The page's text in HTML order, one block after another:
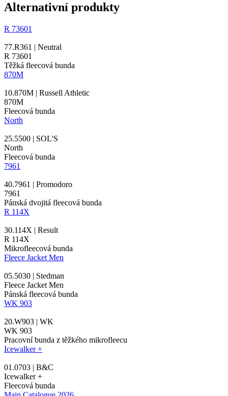
Alternativní produkty
R 73601
77.R361 | Neutral
R 73601
Těžká fleecová bunda
870M
10.870M | Russell Athletic
870M
Fleecová bunda
North
25.5500 | SOL'S
North
Fleecová bunda
7961
40.7961 | Promodoro
7961
Pánská dvojitá fleecová bunda
R 114X
30.114X | Result
R 114X
Mikrofleecová bunda
Fleece Jacket Men
05.5030 | Stedman
Fleece Jacket Men
Pánská fleecová bunda
WK 903
20.W903 | WK
WK 903
Pracovní bunda z těžkého mikrofleecu
Icewalker +
01.0703 | B&C
Icewalker +
Fleecová bunda